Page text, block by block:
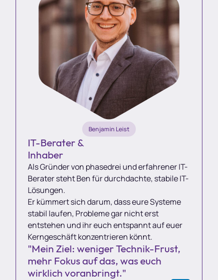
Benjamin Leist
IT-Berater &
Inhaber
Als Gründer von phasedrei und erfahrener IT-
Berater steht Ben für durchdachte, stabile IT-
Lösungen.
Er kümmert sich darum, dass eure Systeme
stabil laufen, Probleme gar nicht erst
entstehen und ihr euch entspannt auf euer
Kerngeschäft konzentrieren könnt.
"Mein Ziel: weniger Technik-Frust,
mehr Fokus auf das, was euch
wirklich voranbringt."